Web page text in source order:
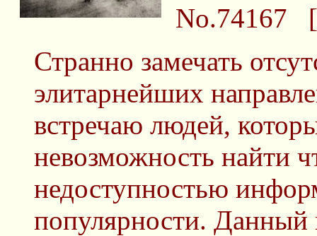
No.74167 [
Странно замечать
элитарнейших
встречаю людей,
невозможность найти
недоступностью
популярности. Данный